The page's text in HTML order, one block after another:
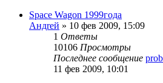
Space Wagon 1999года
Андrей » 10 фев 2009, 15:09
1 Ответы
10106 Просмотры
Последнее сообщение
11 фев 2009, 10:01